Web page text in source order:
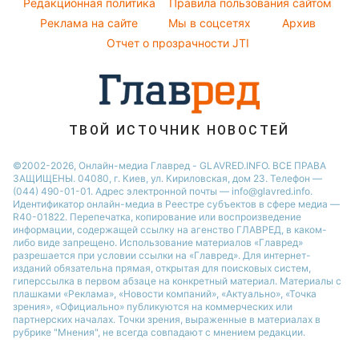
Кейт Миддлтон
Алла Пугачева
Редакционная политика
Правила пользования сайтом
Реклама на сайте
Мы в соцсетях
Архив
Отчет о прозрачности JTI
ТВОЙ ИСТОЧНИК НОВОСТЕЙ
©2002-2026, Онлайн-медиа Главред - GLAVRED.INFO. ВСЕ ПРАВА
ЗАЩИЩЕНЫ. 04080, г. Киев, ул. Кириловская, дом 23. Телефон —
(044) 490-01-01. Адрес электронной почты — info@glavred.info.
Идентификатор онлайн-медиа в Реестре cубъектов в сфере медиа —
R40-01822. Перепечатка, копирование или воспроизведение
информации, содержащей ссылку на агенство ГЛАВРЕД, в каком-
либо виде запрещено. Использование материалов «Главред»
разрешается при условии ссылки на «Главред». Для интернет-
изданий обязательна прямая, открытая для поисковых систем,
гиперссылка в первом абзаце на конкретный материал. Материалы с
плашками «Реклама», «Новости компаний», «Актуально», «Точка
зрения», «Официально» публикуются на коммерческих или
партнерских началах. Точки зрения, выраженные в материалах в
рубрике "Мнения", не всегда совпадают с мнением редакции.